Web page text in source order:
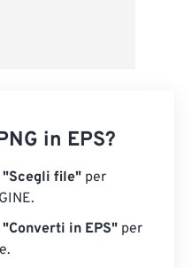
in EPS?
"Scegli file" per
"Converti in EPS" per